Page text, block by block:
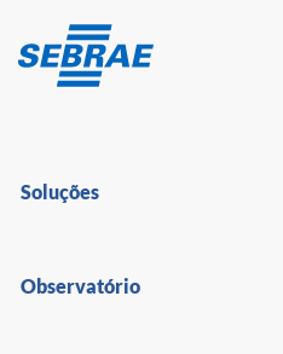
Soluções
Observatório